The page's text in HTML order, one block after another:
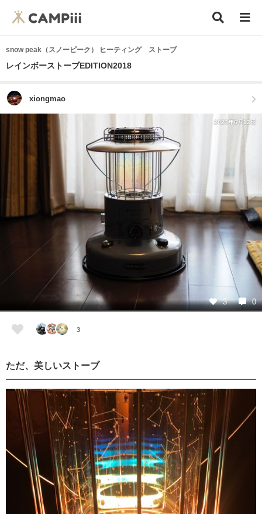
snow peak（スノーピーク） ヒーティング ストーブ
レインボーストーブEDITION2018
xiongmao
2023年6月12日
3 0
3
ただ、美しいストーブ